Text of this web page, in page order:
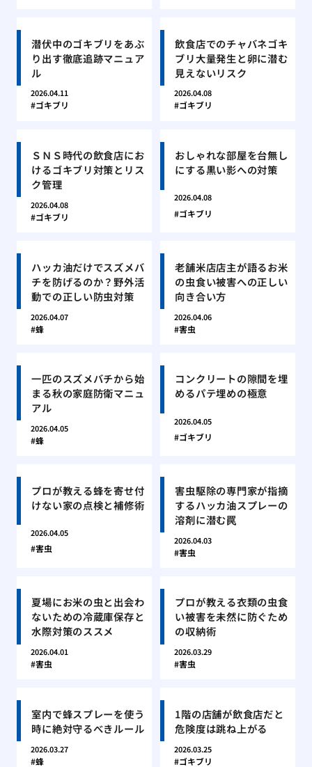
潜伏中のゴキブリをあぶ
り出す徹底追跡マニュア
ル
2026.04.11
ゴキブリ
飲食店でのチャバネゴキ
ブリ大量発生と卵に潜む
見えないリスク
2026.04.08
ゴキブリ
ＳＮＳ時代の飲食店にお
けるゴキブリ対策とリス
ク管理
2026.04.08
ゴキブリ
おしゃれな部屋を台無し
にする黒い影への対策
2026.04.08
ゴキブリ
ハッカ油だけでスズメバ
チを防げるのか？野外活
動での正しい防虫対策
2026.04.07
蜂
老舗米店店主が語るお米
の虫食い被害への正しい
向き合い方
2026.04.06
害虫
一匹のスズメバチから始
まる秋の家庭防衛マニュ
アル
2026.04.05
蜂
コンクリートの隙間を埋
めるパテ埋めの極意
2026.04.05
ゴキブリ
プロが教える蜂を寄せ付
けない家の点検と補修術
2026.04.05
害虫
害虫駆除の専門家が指摘
するハッカ油スプレーの
溶剤に潜む罠
2026.04.03
害虫
夏場にお米の虫と出会わ
ないための冷蔵庫保存と
水際対策のススメ
2026.04.01
害虫
プロが教える衣類の虫食
い被害を未然に防ぐため
の収納術
2026.03.29
害虫
室内で蜂スプレーを使う
時に絶対守るべきルール
2026.03.27
蜂
1階の店舗が飲食店だと
危険度は跳ね上がる
2026.03.25
ゴキブリ